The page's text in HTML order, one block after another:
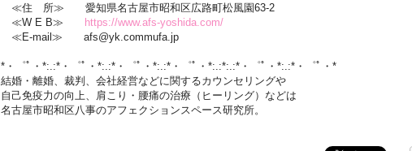
≪住 所≫ 愛知県名古屋市昭和区広路町松風園63-2
≪W E B≫
https://www.afs-yoshida.com/
≪E-mail≫ afs@yk.commufa.jp
*・゜ﾟ・*:.:*・゜ﾟ・*:.:*・゜ﾟ・*:.:*・゜ﾟ・*:.:*:.:*・゜ﾟ・*:.:*・゜ﾟ・*
結婚・離婚、裁判、会社経営などに関するカウンセリングや
自己免疫力の向上、肩こり・腰痛の治療（ヒーリング）などは
名古屋市昭和区八事のアフェクションスペース研究所。